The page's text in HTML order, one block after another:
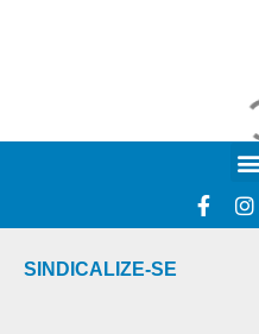
SINDICALIZE-SE